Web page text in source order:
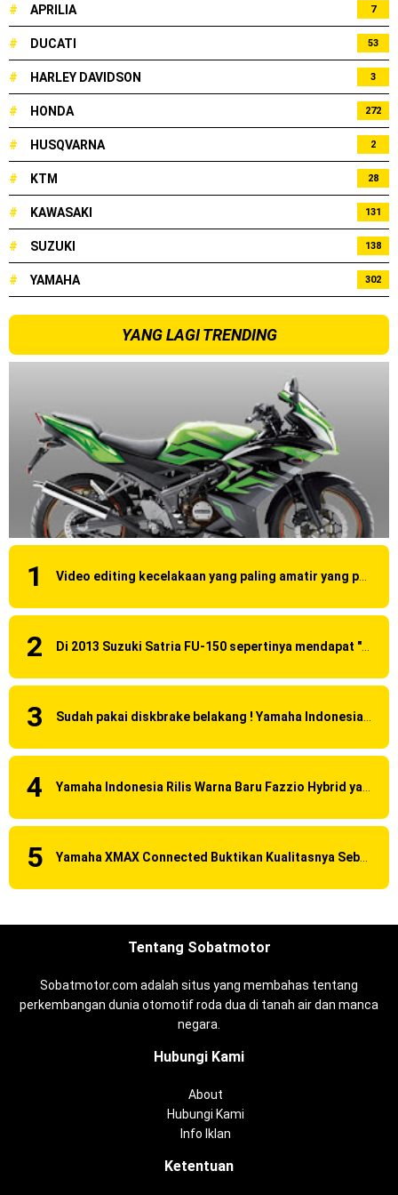
# APRILIA 7
# DUCATI 53
# HARLEY DAVIDSON 3
# HONDA 272
# HUSQVARNA 2
# KTM 28
# KAWASAKI 131
# SUZUKI 138
# YAMAHA 302
YANG LAGI TRENDING
Tentang Sobatmotor
Sobatmotor.com adalah situs yang membahas tentang
perkembangan dunia otomotif roda dua di tanah air dan manca
negara.
Hubungi Kami
About
Hubungi Kami
Info Iklan
Ketentuan